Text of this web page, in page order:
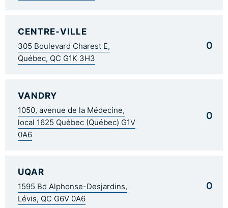
CENTRE-VILLE
305 Boulevard Charest E,
Québec, QC G1K 3H3
0
VANDRY
1050, avenue de la Médecine,
local 1625 Québec (Québec) G1V
0A6
0
UQAR
1595 Bd Alphonse-Desjardins,
Lévis, QC G6V 0A6
0